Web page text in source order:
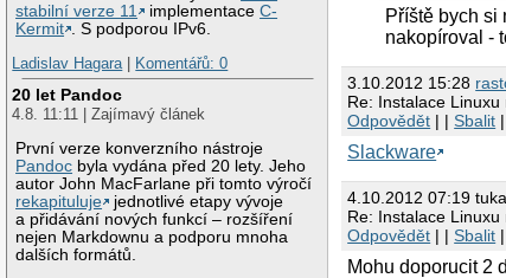
stabilní verze 11
implementaceC-
Kermit
. S podporou IPv6.
Ladislav Hagara| Komentářů: 0
20 let Pandoc
4.8. 11:11 | Zajímavý článek
První verze konverzního nástroje
Pandoc byla vydána před 20 lety. Jeho
autor John MacFarlane při tomto výročí
rekapituluje
jednotlivé etapy vývoje
a přidávání nových funkcí – rozšíření
nejen Markdownu a podporu mnoha
dalších formátů.
Příště bych si
nakopíroval -
3.10.2012 15:28
Re: Instalace Linuxu
Odpovědět | |Sbalit |
Slackware
4.10.2012 07:19
Re: Instalace Linuxu
Odpovědět | |Sbalit |
Mohu doporucit 2